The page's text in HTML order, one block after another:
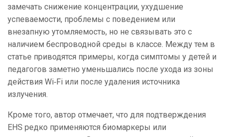
замечать снижение концентрации, ухудшение
успеваемости, проблемы с поведением или
внезапную утомляемость, но не связывать это с
наличием беспроводной среды в классе. Между тем в
статье приводятся примеры, когда симптомы у детей и
педагогов заметно уменьшались после ухода из зоны
действия Wi‑Fi или после удаления источника
излучения.
Кроме того, автор отмечает, что для подтверждения
EHS редко применяются биомаркеры или